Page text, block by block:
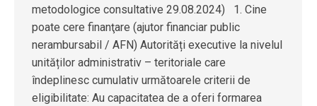
metodologice consultative 29.08.2024) 1. Cine
poate cere finanţare (ajutor financiar public
nerambursabil / AFN) Autorități executive la nivelul
unităților administrativ – teritoriale care
îndeplinesc cumulativ următoarele criterii de
eligibilitate: Au capacitatea de a oferi formarea